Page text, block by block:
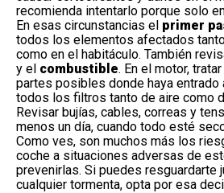
recomienda intentarlo porque solo
En esas circunstancias el primer
todos los elementos afectados
como en el habitáculo. También
y el combustible. En el motor,
partes posibles donde haya entrado
todos los filtros tanto de aire como
Revisar bujías, cables, correas y
menos un día, cuando todo esté
Como ves, son muchos más los
coche a situaciones adversas de
prevenirlas. Si puedes resguardarte
cualquier tormenta, opta por esa